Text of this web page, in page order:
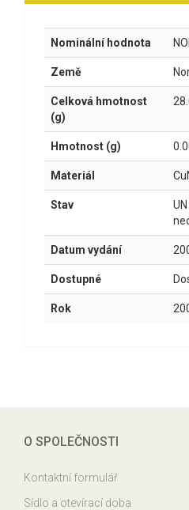
Nominální hodnota
Země
Celková hmotnost
(g)
Hmotnost (g)
Materiál
Stav
Datum vydání
Dostupné
Rok
O SPOLEČNOSTI
Kontaktní formulář
Sídlo a otevírací doba